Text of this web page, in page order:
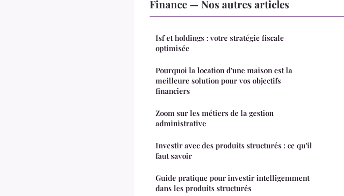
Finance — Nos autres articles
Isf et holdings : votre stratégie fiscale
optimisée
Pourquoi la location d'une maison est la
meilleure solution pour vos objectifs
financiers
Zoom sur les métiers de la gestion
administrative
Investir avec des produits structurés : ce qu'il
faut savoir
Guide pratique pour investir intelligemment
dans les produits structurés